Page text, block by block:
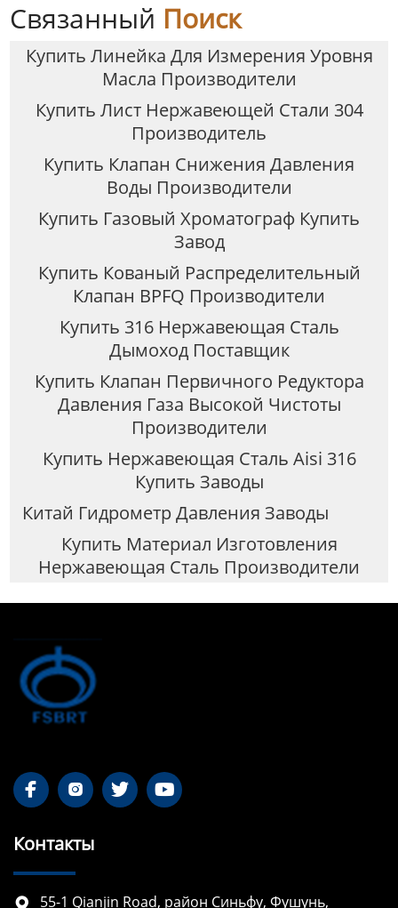
Связанный Поиск
Купить Линейка Для Измерения Уровня
Масла Производители
Купить Лист Нержавеющей Стали 304
Производитель
Купить Клапан Снижения Давления
Воды Производители
Купить Газовый Хроматограф Купить
Завод
Купить Кованый Распределительный
Клапан BPFQ Производители
Купить 316 Нержавеющая Сталь
Дымоход Поставщик
Купить Клапан Первичного Редуктора
Давления Газа Высокой Чистоты
Производители
Купить Нержавеющая Сталь Aisi 316
Купить Заводы
Китай Гидрометр Давления Заводы
Купить Материал Изготовления
Нержавеющая Сталь Производители
   
Контакты
 55-1 Qianjin Road, район Синьфу, Фушунь,